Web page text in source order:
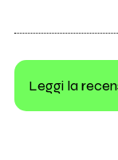
Leggi la